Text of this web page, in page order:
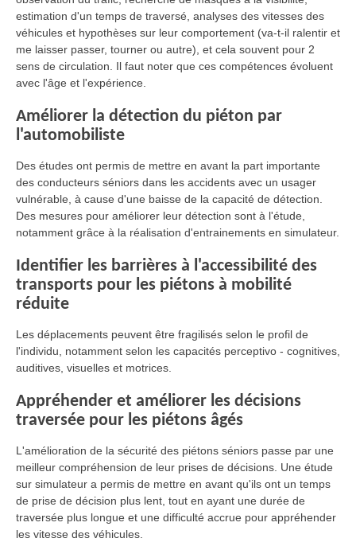
estimation d'un temps de traversé, analyses des vitesses des
véhicules et hypothèses sur leur comportement (va-t-il ralentir et
me laisser passer, tourner ou autre), et cela souvent pour 2
sens de circulation. Il faut noter que ces compétences évoluent
avec l'âge et l'expérience.
Améliorer la détection du piéton par
l'automobiliste
Des études ont permis de mettre en avant la part importante
des conducteurs séniors dans les accidents avec un usager
vulnérable, à cause d'une baisse de la capacité de détection.
Des mesures pour améliorer leur détection sont à l'étude,
notamment grâce à la réalisation d'entrainements en simulateur.
Identifier les barrières à l'accessibilité des
transports pour les piétons à mobilité
réduite
Les déplacements peuvent être fragilisés selon le profil de
l'individu, notamment selon les capacités perceptivo - cognitives,
auditives, visuelles et motrices.
Appréhender et améliorer les décisions
traversée pour les piétons âgés
L'amélioration de la sécurité des piétons séniors passe par une
meilleur compréhension de leur prises de décisions. Une étude
sur simulateur a permis de mettre en avant qu'ils ont un temps
de prise de décision plus lent, tout en ayant une durée de
traversée plus longue et une difficulté accrue pour appréhender
les vitesse des véhicules.